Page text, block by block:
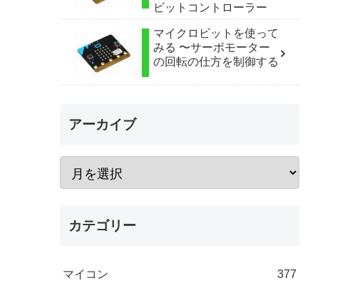
ビットコントローラー
マイクロビットを使って
みる 〜サーボモーター
の回転の仕方を制御する
アーカイブ
カテゴリー
マイコン 377